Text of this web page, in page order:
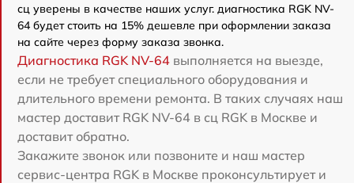
сц уверены в качестве наших услуг. диагностика RGK NV-
64 будет стоить на 15% дешевле при оформлении заказа
на сайте через форму заказа звонка.
Диагностика RGK NV-64 выполняется на выезде,
если не требует специального оборудования и
длительного времени ремонта. В таких случаях наш
мастер доставит RGK NV-64 в сц RGK в Москве и
доставит обратно.
Закажите звонок или позвоните и наш мастер
сервис-центра RGK в Москве проконсультирует и